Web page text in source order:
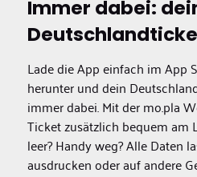
Immer dabei:
Lade die App einfach im App
herunter und dein
immer dabei. Mit der mo.pla
Ticket zusätzlich bequem am
leer? Handy weg? Alle Daten
ausdrucken oder auf andere